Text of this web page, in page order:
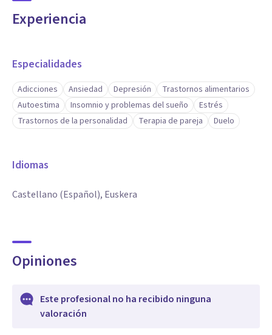
Experiencia
Especialidades
Adicciones Ansiedad Depresión
Trastornos alimentarios
Autoestima
Insomnio y problemas del sueño
Estrés
Trastornos de la personalidad
Terapia de pareja Duelo
Idiomas
Castellano (Español), Euskera
Opiniones
Este profesional no ha recibido ninguna
valoración